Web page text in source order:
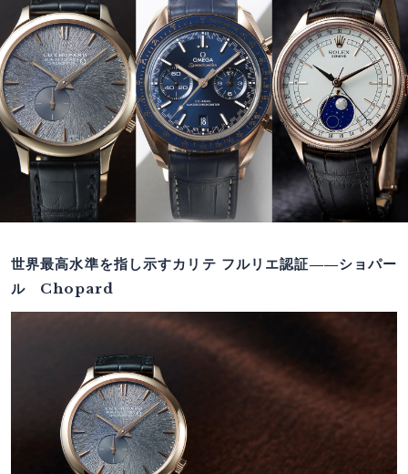
世界最高水準を指し示すカリテ フルリエ認証――ショパー
ル Chopard